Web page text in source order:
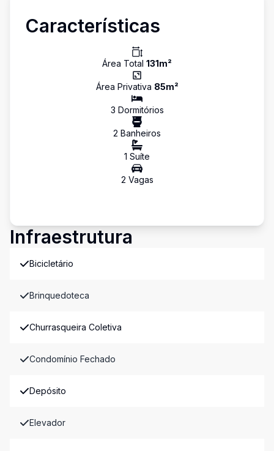
Características
Área Total 131m²
Área Privativa 85m²
3 Dormitórios
2 Banheiros
1 Suíte
2 Vagas
Infraestrutura
Bicicletário
Brinquedoteca
Churrasqueira Coletiva
Condomínio Fechado
Depósito
Elevador